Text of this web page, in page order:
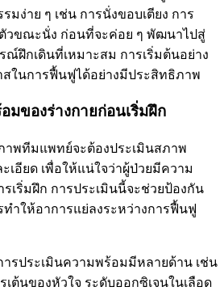
มง่าย ๆ เช่น การนั่งขอบเตียง การ
วขณะนั่ง ก่อนที่จะค่อย ๆ พัฒนาไปสู่
ณ์ฝึกเดินที่เหมาะสม การเริ่มต้นอย่าง
สในการฟื้นฟูได้อย่างมีประสิทธิภาพ
มของร่างกายก่อนเริ่มฝึก
าพทีมแพทย์จะต้องประเมินสภาพ
เอียด เพื่อให้แน่ใจว่าผู้ป่วยมีความ
เริ่มฝึก การประเมินนี้จะช่วยป้องกัน
ทำให้อาการแย่ลงระหว่างการฟื้นฟู
รประเมินความพร้อมมีหลายด้าน เช่น
ต้นของหัวใจ ระดับออกซิเจนในเลือด